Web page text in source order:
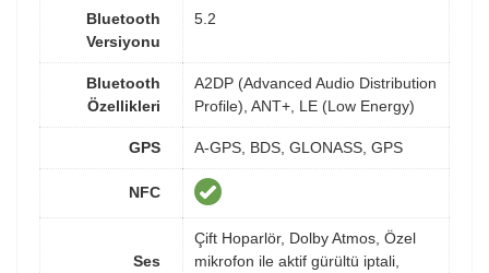
Bluetooth
Versiyonu
5.2
Bluetooth
Özellikleri
A2DP (Advanced Audio Distribution
Profile), ANT+, LE (Low Energy)
GPS A-GPS, BDS, GLONASS, GPS
NFC
Ses
Çift Hoparlör, Dolby Atmos, Özel
mikrofon ile aktif gürültü iptali,